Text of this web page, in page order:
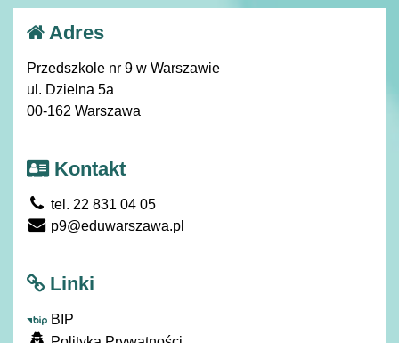
Adres
Przedszkole nr 9 w Warszawie
ul. Dzielna 5a
00-162 Warszawa
Kontakt
tel. 22 831 04 05
p9@eduwarszawa.pl
Linki
BIP